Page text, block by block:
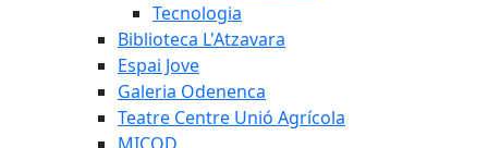
Tecnologia
Biblioteca L'Atzavara
Espai Jove
Galeria Odenenca
Teatre Centre Unió Agrícola